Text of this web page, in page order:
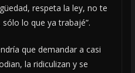
respeta la ley, no te
lo que ya trabajé”.
que demandar a casi
la ridiculizan y se